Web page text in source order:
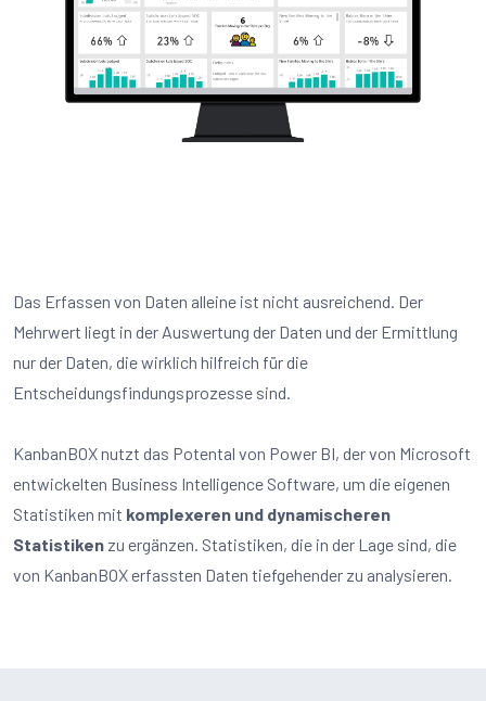
Das Erfassen von Daten alleine ist nicht ausreichend. Der
Mehrwert liegt in der Auswertung der Daten und der Ermittlung
nur der Daten, die wirklich hilfreich für die
Entscheidungsfindungsprozesse sind.
KanbanBOX nutzt das Potental von Power BI, der von Microsoft
entwickelten Business Intelligence Software, um die eigenen
Statistiken mit komplexeren und dynamischeren
Statistiken zu ergänzen. Statistiken, die in der Lage sind, die
von KanbanBOX erfassten Daten tiefgehender zu analysieren.